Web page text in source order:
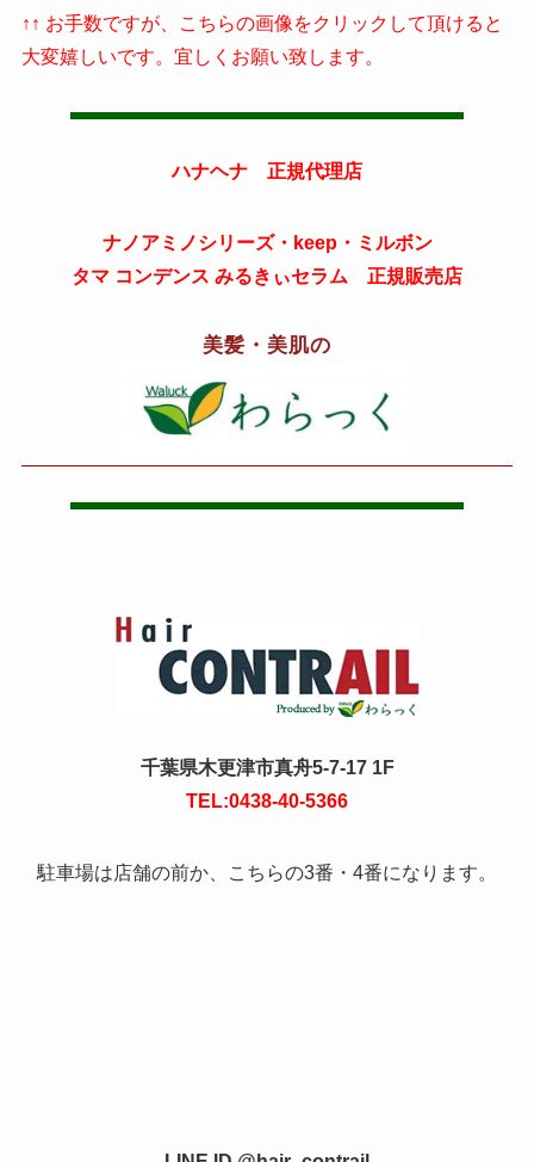
↑↑ お手数ですが、こちらの画像をクリックして頂けると
大変嬉しいです。宜しくお願い致します。
ハナヘナ 正規代理店
ナノアミノシリーズ・keep・ミルボン
タマ コンデンス みるきぃセラム 正規販売店
美髪・美肌の
千葉県木更津市真舟5-7-17 1F
TEL:0438-40-5366
駐車場は店舗の前か、こちらの3番・4番になります。